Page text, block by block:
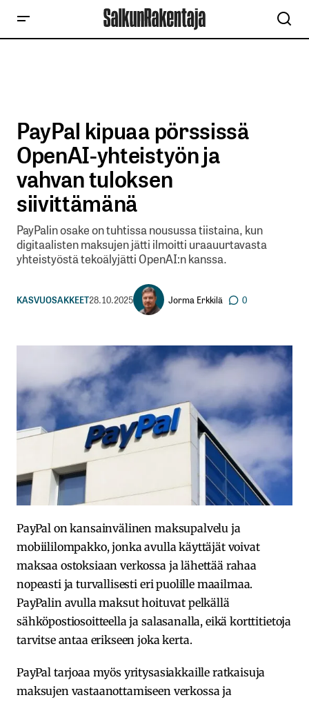
PayPal kipuaa pörssissä
OpenAI-yhteistyön ja
vahvan tuloksen
siivittämänä
PayPalin osake on tuhtissa nousussa tiistaina, kun
digitaalisten maksujen jätti ilmoitti uraauurtavasta
yhteistyöstä tekoälyjätti OpenAI:n kanssa.
KASVUOSAKKEET28.10.2025 Jorma Erkkilä 0
PayPal on kansainvälinen maksupalvelu ja
mobiililompakko, jonka avulla käyttäjät voivat
maksaa ostoksiaan verkossa ja lähettää rahaa
nopeasti ja turvallisesti eri puolille maailmaa.
PayPalin avulla maksut hoituvat pelkällä
sähköpostiosoitteella ja salasanalla, eikä korttitietoja
tarvitse antaa erikseen joka kerta.
PayPal tarjoaa myös yritysasiakkaille ratkaisuja
maksujen vastaanottamiseen verkossa ja